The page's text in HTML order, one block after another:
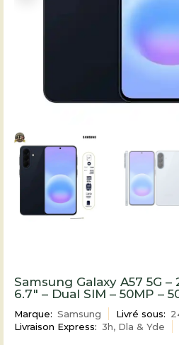
Samsung Galaxy A57 5G –
6.7″ – Dual SIM – 50MP –
Marque: Samsung Livré sous:
Livraison Express: 3h, Dla & Yde